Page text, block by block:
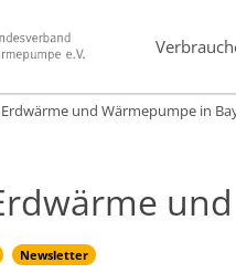
und Wärmepumpe in
Newsletter